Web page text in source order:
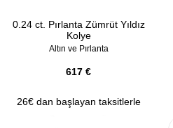
0.24 ct. Pırlanta Zümrüt Yıldız
Kolye
Altın ve Pırlanta
617 €
26€ dan başlayan taksitlerle